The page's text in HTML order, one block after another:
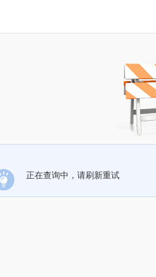
正在查询中，请刷新重试